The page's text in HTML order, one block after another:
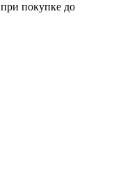
при покупке до